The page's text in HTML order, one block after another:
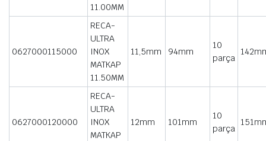
11.00MM
0627000115000
RECA-
ULTRA
INOX
MATKAP
11.50MM
11,5mm 94mm
10
parça
0627000120000
RECA-
ULTRA
INOX
MATKAP
12mm 101mm
10
parça